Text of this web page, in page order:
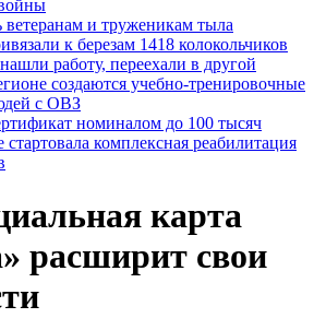
ветеранам и труженикам тыла
к березам 1418 колокольчиков
работу, переехали в другой
создаются учебно-тренировочные
с ОВЗ
номиналом до 100 тысяч
стартовала комплексная реабилитация
карта
расширит свои